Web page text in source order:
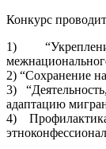
Конкурс
1)
2) “Сохранение
3)
адаптацию
4)